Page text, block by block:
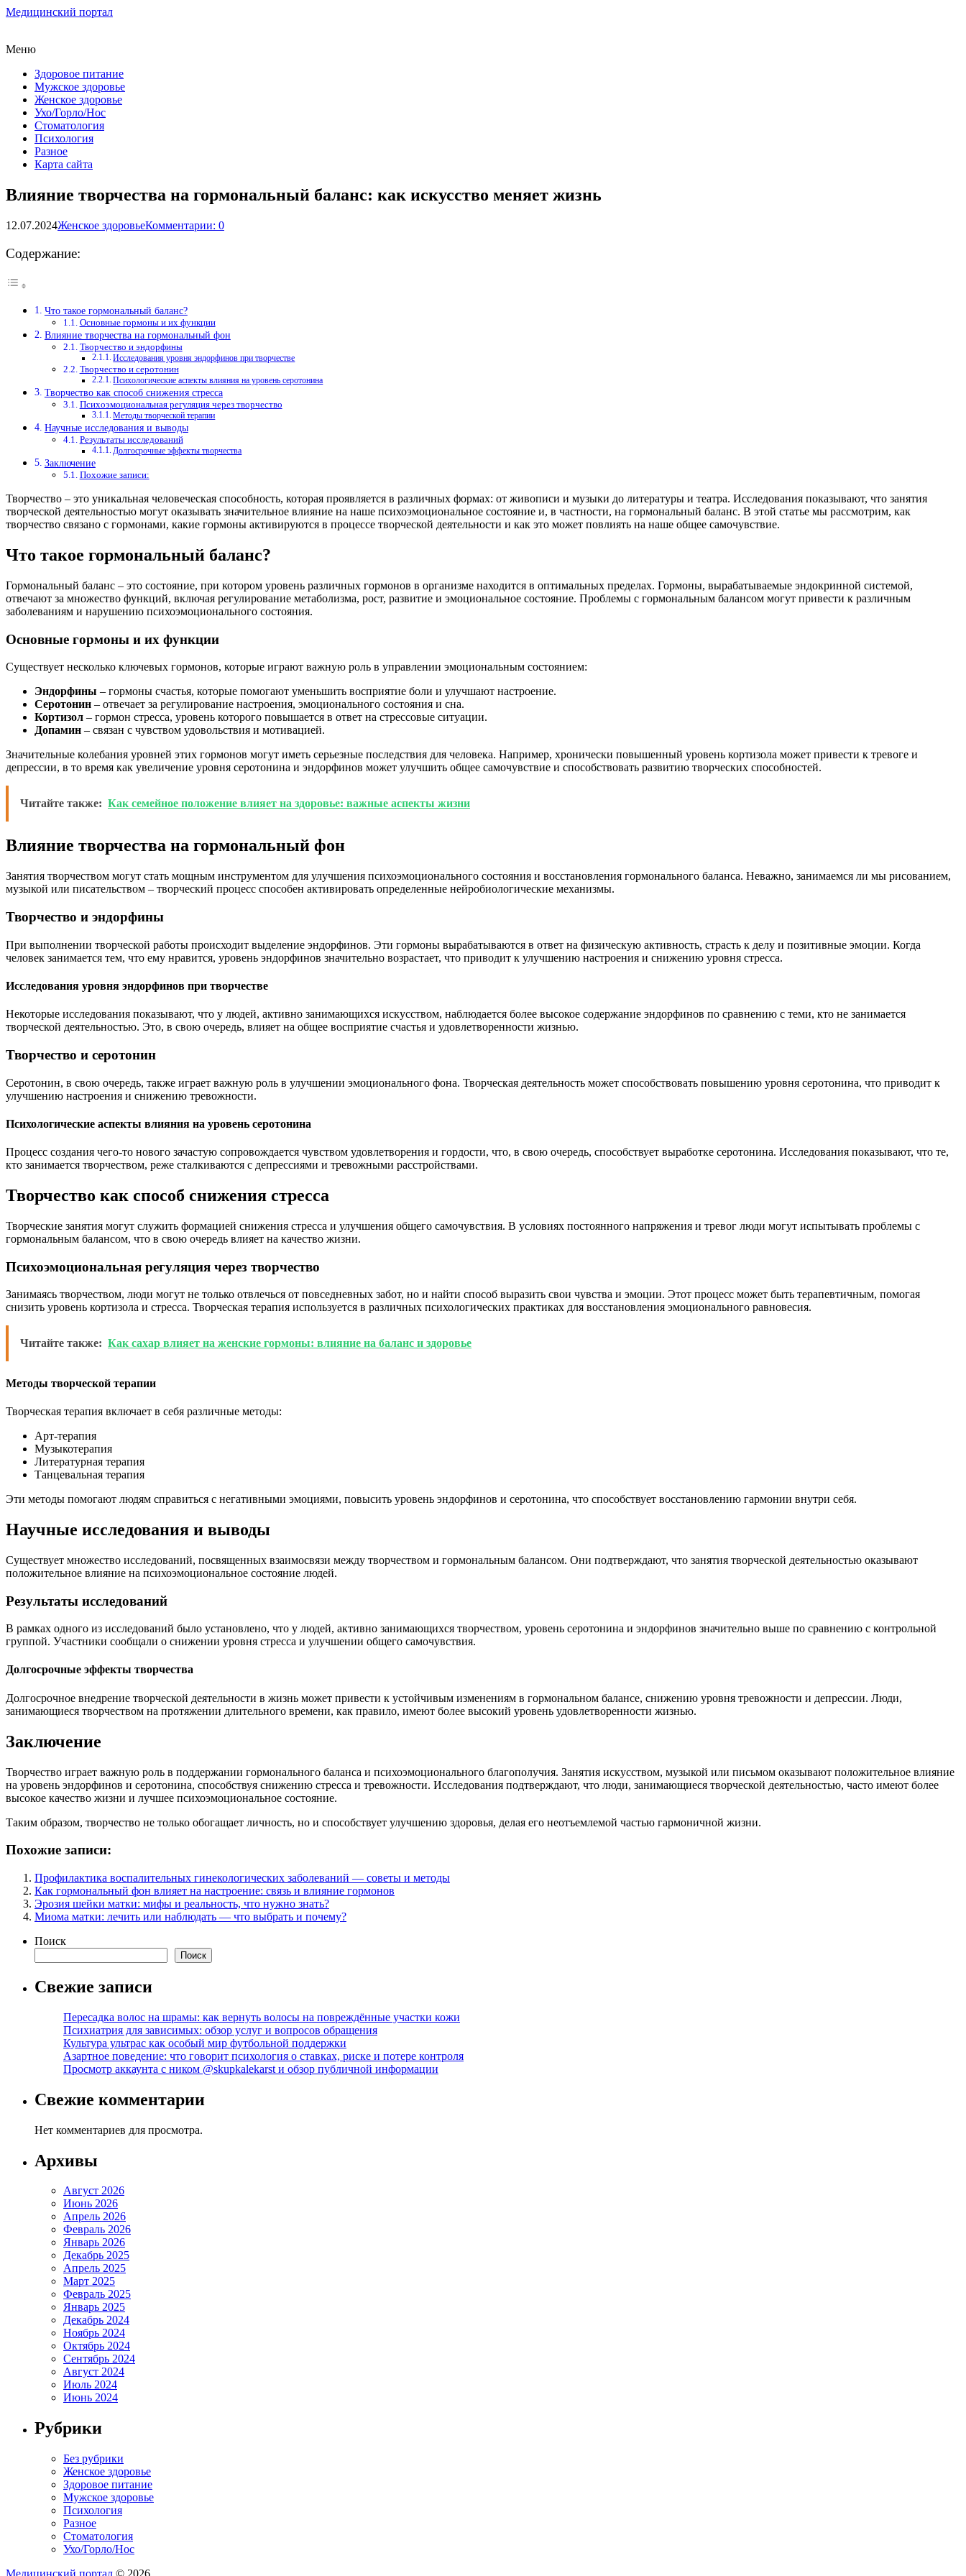
Медицинский портал
Меню
Здоровое питание
Мужское здоровье
Женское здоровье
Ухо/Горло/Нос
Стоматология
Психология
Разное
Карта сайта
Влияние творчества на гормональный баланс: как искусство меняет жизнь
12.07.2024Женское здоровьеКомментарии: 0
Содержание:
Что такое гормональный баланс?
Основные гормоны и их функции
Влияние творчества на гормональный фон
Творчество и эндорфины
Исследования уровня эндорфинов при творчестве
Творчество и серотонин
Психологические аспекты влияния на уровень серотонина
Творчество как способ снижения стресса
Психоэмоциональная регуляция через творчество
Методы творческой терапии
Научные исследования и выводы
Результаты исследований
Долгосрочные эффекты творчества
Заключение
Похожие записи:
Творчество – это уникальная человеческая способность, которая проявляется в различных формах: от живописи и музыки до литературы и театра. Исследования показывают, что занятия
творческой деятельностью могут оказывать значительное влияние на наше психоэмоциональное состояние и, в частности, на гормональный баланс. В этой статье мы рассмотрим, как
творчество связано с гормонами, какие гормоны активируются в процессе творческой деятельности и как это может повлиять на наше общее самочувствие.
Что такое гормональный баланс?
Гормональный баланс – это состояние, при котором уровень различных гормонов в организме находится в оптимальных пределах. Гормоны, вырабатываемые эндокринной системой,
отвечают за множество функций, включая регулирование метаболизма, рост, развитие и эмоциональное состояние. Проблемы с гормональным балансом могут привести к различным
заболеваниям и нарушению психоэмоционального состояния.
Основные гормоны и их функции
Существует несколько ключевых гормонов, которые играют важную роль в управлении эмоциональным состоянием:
Эндорфины – гормоны счастья, которые помогают уменьшить восприятие боли и улучшают настроение.
Серотонин – отвечает за регулирование настроения, эмоционального состояния и сна.
Кортизол – гормон стресса, уровень которого повышается в ответ на стрессовые ситуации.
Допамин – связан с чувством удовольствия и мотивацией.
Значительные колебания уровней этих гормонов могут иметь серьезные последствия для человека. Например, хронически повышенный уровень кортизола может привести к тревоге и
депрессии, в то время как увеличение уровня серотонина и эндорфинов может улучшить общее самочувствие и способствовать развитию творческих способностей.
Читайте также: Как семейное положение влияет на здоровье: важные аспекты жизни
Влияние творчества на гормональный фон
Занятия творчеством могут стать мощным инструментом для улучшения психоэмоционального состояния и восстановления гормонального баланса. Неважно, занимаемся ли мы рисованием,
музыкой или писательством – творческий процесс способен активировать определенные нейробиологические механизмы.
Творчество и эндорфины
При выполнении творческой работы происходит выделение эндорфинов. Эти гормоны вырабатываются в ответ на физическую активность, страсть к делу и позитивные эмоции. Когда
человек занимается тем, что ему нравится, уровень эндорфинов значительно возрастает, что приводит к улучшению настроения и снижению уровня стресса.
Исследования уровня эндорфинов при творчестве
Некоторые исследования показывают, что у людей, активно занимающихся искусством, наблюдается более высокое содержание эндорфинов по сравнению с теми, кто не занимается
творческой деятельностью. Это, в свою очередь, влияет на общее восприятие счастья и удовлетворенности жизнью.
Творчество и серотонин
Серотонин, в свою очередь, также играет важную роль в улучшении эмоционального фона. Творческая деятельность может способствовать повышению уровня серотонина, что приводит к
улучшению настроения и снижению тревожности.
Психологические аспекты влияния на уровень серотонина
Процесс создания чего-то нового зачастую сопровождается чувством удовлетворения и гордости, что, в свою очередь, способствует выработке серотонина. Исследования показывают, что те,
кто занимается творчеством, реже сталкиваются с депрессиями и тревожными расстройствами.
Творчество как способ снижения стресса
Творческие занятия могут служить формацией снижения стресса и улучшения общего самочувствия. В условиях постоянного напряжения и тревог люди могут испытывать проблемы с
гормональным балансом, что в свою очередь влияет на качество жизни.
Психоэмоциональная регуляция через творчество
Занимаясь творчеством, люди могут не только отвлечься от повседневных забот, но и найти способ выразить свои чувства и эмоции. Этот процесс может быть терапевтичным, помогая
снизить уровень кортизола и стресса. Творческая терапия используется в различных психологических практиках для восстановления эмоционального равновесия.
Читайте также: Как сахар влияет на женские гормоны: влияние на баланс и здоровье
Методы творческой терапии
Творческая терапия включает в себя различные методы:
Арт-терапия
Музыкотерапия
Литературная терапия
Танцевальная терапия
Эти методы помогают людям справиться с негативными эмоциями, повысить уровень эндорфинов и серотонина, что способствует восстановлению гармонии внутри себя.
Научные исследования и выводы
Существует множество исследований, посвященных взаимосвязи между творчеством и гормональным балансом. Они подтверждают, что занятия творческой деятельностью оказывают
положительное влияние на психоэмоциональное состояние людей.
Результаты исследований
В рамках одного из исследований было установлено, что у людей, активно занимающихся творчеством, уровень серотонина и эндорфинов значительно выше по сравнению с контрольной
группой. Участники сообщали о снижении уровня стресса и улучшении общего самочувствия.
Долгосрочные эффекты творчества
Долгосрочное внедрение творческой деятельности в жизнь может привести к устойчивым изменениям в гормональном балансе, снижению уровня тревожности и депрессии. Люди,
занимающиеся творчеством на протяжении длительного времени, как правило, имеют более высокий уровень удовлетворенности жизнью.
Заключение
Творчество играет важную роль в поддержании гормонального баланса и психоэмоционального благополучия. Занятия искусством, музыкой или письмом оказывают положительное влияние
на уровень эндорфинов и серотонина, способствуя снижению стресса и тревожности. Исследования подтверждают, что люди, занимающиеся творческой деятельностью, часто имеют более
высокое качество жизни и лучшее психоэмоциональное состояние.
Таким образом, творчество не только обогащает личность, но и способствует улучшению здоровья, делая его неотъемлемой частью гармоничной жизни.
Похожие записи:
Профилактика воспалительных гинекологических заболеваний — советы и методы
Как гормональный фон влияет на настроение: связь и влияние гормонов
Эрозия шейки матки: мифы и реальность, что нужно знать?
Миома матки: лечить или наблюдать — что выбрать и почему?
Поиск
Поиск
Свежие записи
Пересадка волос на шрамы: как вернуть волосы на повреждённые участки кожи
Психиатрия для зависимых: обзор услуг и вопросов обращения
Культура ультрас как особый мир футбольной поддержки
Азартное поведение: что говорит психология о ставках, риске и потере контроля
Просмотр аккаунта с ником @skupkalekarst и обзор публичной информации
Свежие комментарии
Нет комментариев для просмотра.
Архивы
Август 2026
Июнь 2026
Апрель 2026
Февраль 2026
Январь 2026
Декабрь 2025
Апрель 2025
Март 2025
Февраль 2025
Январь 2025
Декабрь 2024
Ноябрь 2024
Октябрь 2024
Сентябрь 2024
Август 2024
Июль 2024
Июнь 2024
Рубрики
Без рубрики
Женское здоровье
Здоровое питание
Мужское здоровье
Психология
Разное
Стоматология
Ухо/Горло/Нос